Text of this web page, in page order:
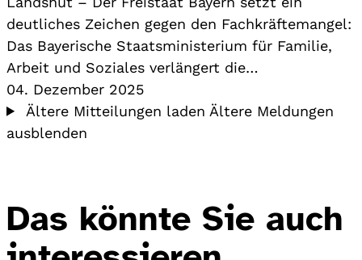
deutliches Zeichen gegen den Fachkräftemangel:
Das Bayerische Staatsministerium für Familie,
Arbeit und Soziales verlängert die…
04. Dezember 2025
Ältere Mitteilungen laden Ältere Meldungen
ausblenden
Das könnte Sie auch